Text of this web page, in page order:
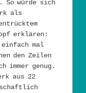
So würde sich
als
erklären:
einfach mal
den Zeilen
immer genug.
aus 22